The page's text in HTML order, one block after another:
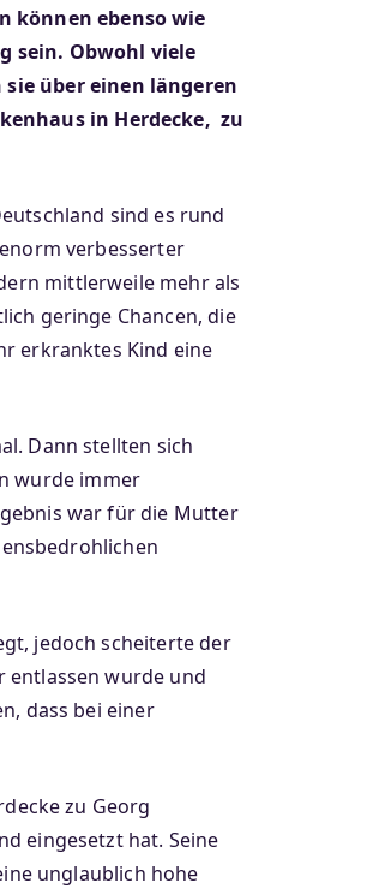
können ebenso wie
sein. Obwohl viele
über einen längeren
in Herdecke, zu
sind es rund
verbesserter
mittlerweile mehr als
geringe Chancen, die
erkranktes Kind eine
Dann stellten sich
wurde immer
war für die Mutter
jedoch scheiterte der
entlassen wurde und
dass bei einer
zu Georg
eingesetzt hat. Seine
unglaublich hohe